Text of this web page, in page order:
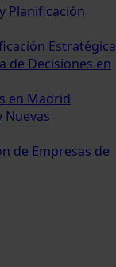
Planificación
Estratégica
de Decisiones en
en Madrid
de Empresas de